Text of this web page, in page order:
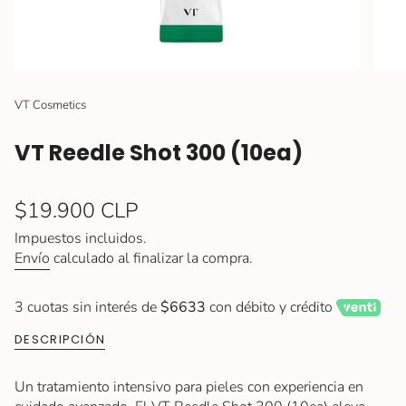
VT Cosmetics
VT Reedle Shot 300 (10ea)
Precio
regular
$19.900 CLP
Impuestos incluidos.
Envío calculado al finalizar la compra.
3 cuotas sin interés de$6633 con débito y crédito
DESCRIPCIÓN
Un tratamiento intensivo para pieles con experiencia en